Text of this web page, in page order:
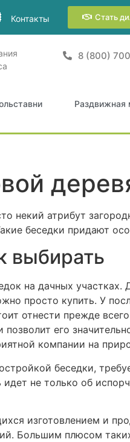
Контакты Стать
8 (800)
Раздвижная
некий атрибут
беседки придают
выбирать
на дачных
просто купить. У
отнести прежде
его
компании на
беседки,
не только об
изготовлением и
Большим плюсом